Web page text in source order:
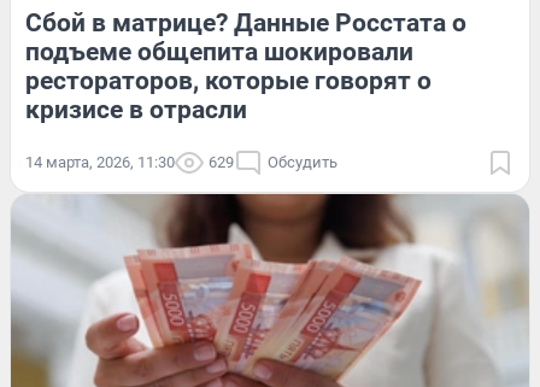
Сбой в матрице? Данные Росстата о
подъеме общепита шокировали
рестораторов, которые говорят о
кризисе в отрасли
14 марта, 2026, 11:30 629 Обсудить